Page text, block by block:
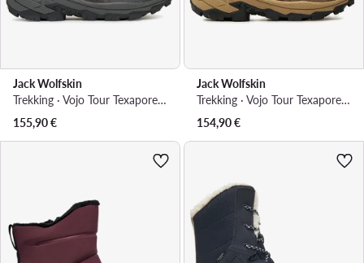
Jack Wolfskin
Trekking · Vojo Tour Texapore Mid A62072 · Bež
155,90€
Jack Wolfskin
Trekking · Vojo Tour Texapore Mid W A62071 · Smeđa
154,90€